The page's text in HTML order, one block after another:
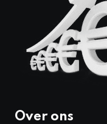
Over ons